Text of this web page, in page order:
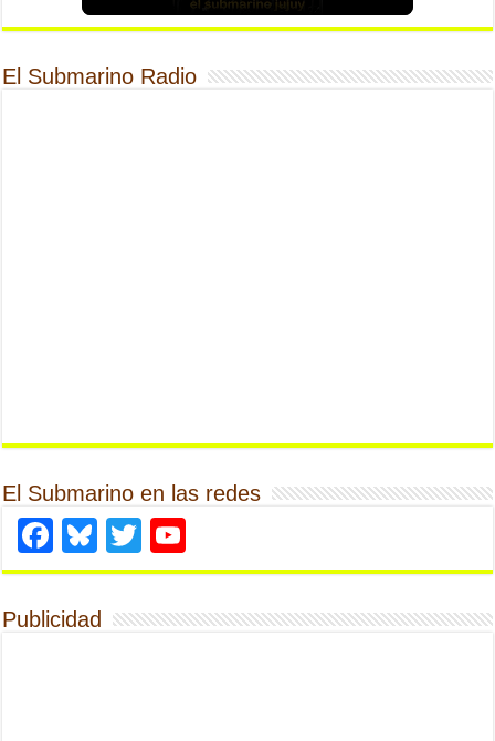
El Submarino Radio
El Submarino en las redes
Facebook
Bluesky
Twitter
Publicidad